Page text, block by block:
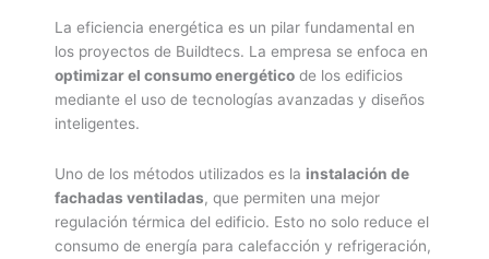
La eficiencia energética es un pilar fundamental en
los proyectos de Buildtecs. La empresa se enfoca en
optimizar el consumo energético de los edificios
mediante el uso de tecnologías avanzadas y diseños
inteligentes.
Uno de los métodos utilizados es la instalación de
fachadas ventiladas, que permiten una mejor
regulación térmica del edificio. Esto no solo reduce el
consumo de energía para calefacción y refrigeración,